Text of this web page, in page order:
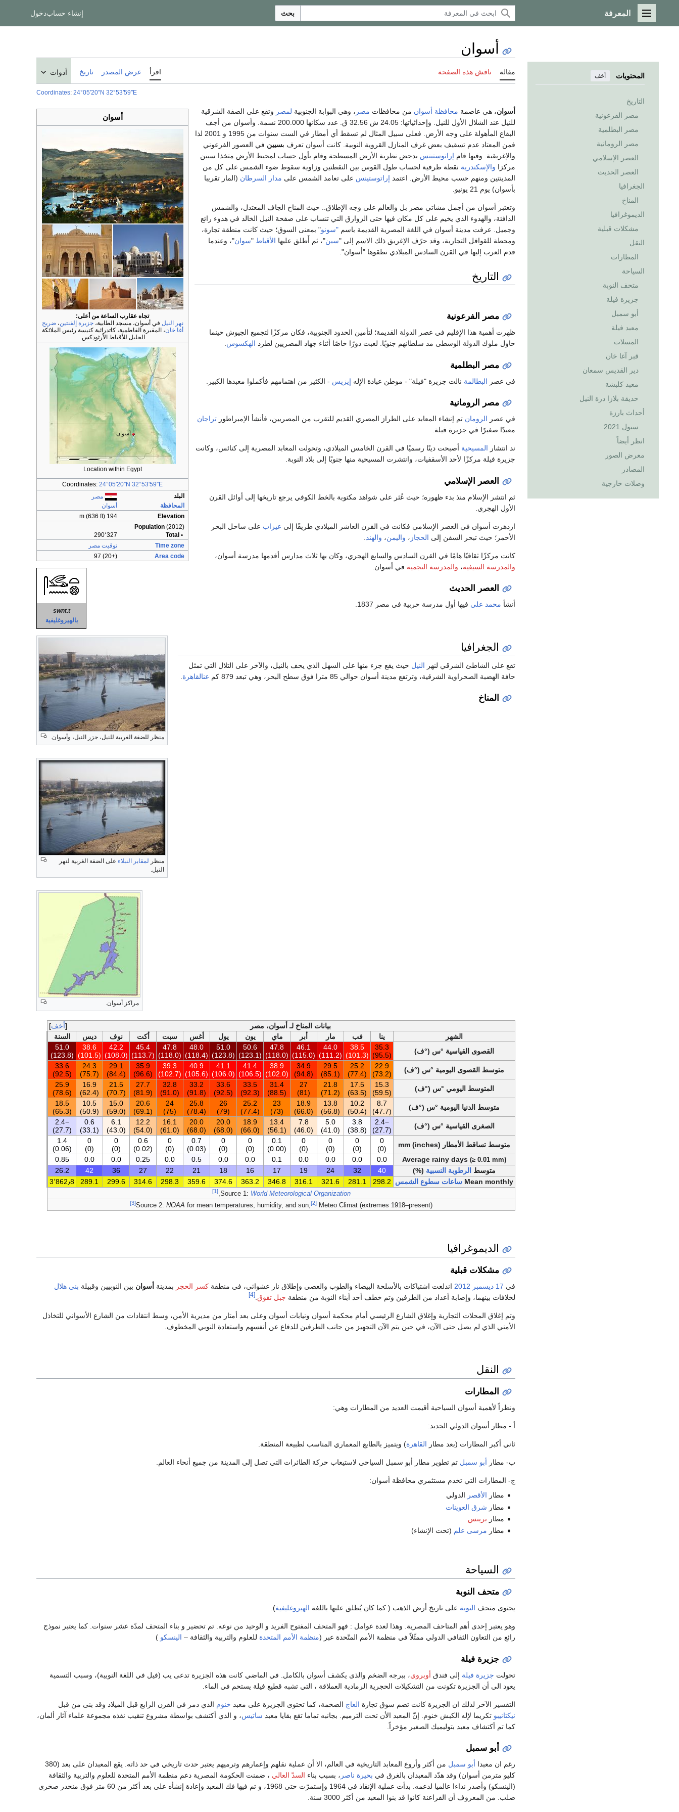
القائمة الرئيسية
المعرفة بحث إنشاء حسابدخول
المحتويات أخف
التاريخ
مصر الفرعونية
مصر البطلمية
مصر الرومانية
العصر الإسلامي
العصر الحديث
الجغرافيا
المناخ
الديموغرافيا
مشكلات قبلية
النقل
المطارات
السياحة
متحف النوبة
جزيرة فيلة
أبو سمبل
معبد فيلة
المسلات
قبر آغا خان
دير القديس سمعان
معبد كلبشة
حديقة بلازا درة النيل
أحداث بارزة
سيول 2021
انظر أيضاً
معرض الصور
المصادر
وصلات خارجية
أسوان
مقالة ناقش هذه الصفحة اقرأ عرض المصدر تاريخ أدوات
Coordinates: 24°05′20″N 32°53′59″E
أسوان
تجاه عقارب الساعة من أعلى:
نهر النيل في أسوان، مسجد الطابية،جزيرة إلفنتين،ضريح
أغا خان، المقبرة الفاطمية، كاتدرائية كنيسة رئيس الملائكة
الجليل للأقباط الأرثوذكس.
أسوان
Location within Egypt
Coordinates: 24°05′20″N 32°53′59″E
البلد
مصر
المحافظة
أسوان
Elevation
194 m (636 ft)
Population (2012)
• Total
290٬327
Time zone
توقيت مصر
Area code
(+20) 97
أسوان، هي عاصمة محافظة أسوان من محافظات مصر ، وهي البوابة الجنوبية لمصر وتقع على الضفة الشرقية
للنيل عند الشلال الأول للنيل. وإحداثياتها: 24.05 ش 32.56 ق. عدد سكانها 200.000 نسمة. وأسوان من أجف
البقاع المأهولة على وجه الأرض. فعلى سبيل المثال لم تسقط أي أمطار في الست سنوات من 1995 و 2001 لذا
فمن المعتاد عدم تسقيف بعض غرف المنازل القروية النوبية. كانت أسوان تعرف بسيين في العصور الفرعوني
والإغريقية. وفيها قام إراتوستينس بدحض نظرية الأرض المسطحة وقام بأول حساب لمحيط الأرض متخذا سيين
مركزا والإسكندرية نقطة طرفية لحساب طول القوس بين النقطتين وزاوية سقوط ضوء الشمس على كل من
المدينتين ومنهم حسب محيط الأرض. اعتمد إراتوستينس على تعامد الشمس على مدار السرطان (المار تقريبا
بأسوان) يوم 21 يونيو.
وتعتبر أسوان من أجمل مشاتي مصر بل والعالم على وجه الإطلاق.. حيث المناخ الجاف المعتدل، والشمس
الدافئة، والهدوء الذي يخيم على كل مكان فيها حتى الزوارق التي تنساب على صفحة النيل الخالد في هدوء رائع
وجميل. عرفت مدينة أسوان في اللغة المصرية القديمة باسم "سونو" بمعنى السوق؛ حيث كانت منطقة تجارة،
ومحطة للقوافل التجارية، وقد حرّف الإغريق ذلك الاسم إلى "سين"، ثم أَطلق عليها الأقباط "سوان"، وعندما
قدم العرب إليها في القرن السادس الميلادي نطقوها "أسوان".
التاريخ
swnt.t
بالهيروغليفية
منظر للضفة الغربية للنيل، جزر النيل، وأسوان.
منظر لمقابر النبلاء على الضفة الغربية لنهر
النيل.
مصر الفرعونية
ظهرت أهمية هذا الإقليم في عصر الدولة القديمة؛ لتأمين الحدود الجنوبية، فكان مركزًا لتجميع الجيوش حينما
حاول ملوك الدولة الوسطى مد سلطانهم جنوبًا. لعبت دورًا خاصًا أثناء جهاد المصريين لطرد الهكسوس
مصر البطلمية
في عصر البطالمة نالت جزيرة "فيلة" - موطن عبادة الإله إيزيس - الكثير من اهتمامهم فأكملوا معبدها الكبير.
مصر الرومانية
في عصر الرومان تم إنشاء المعابد على الطراز المصري القديم للتقرب من المصريين، فأنشأ الإمبراطور تراجان
معبدًا صغيرًا في جزيرة فيلة.
ند انتشار المسيحية أصبحت دينًا رسميًا في القرن الخامس الميلادي، وتحولت المعابد المصرية إلى كنائس، وكانت
جزيرة فيلة مركزًا لأحد الأسقفيات، وانتشرت المسيحية منها جنوبًا إلى بلاد النوبة.
العصر الإسلامي
ثم انتشر الإسلام منذ بدء ظهوره؛ حيث عُثر على شواهد مكتوبة بالخط الكوفي يرجع تاريخها إلى أوائل القرن
الأول الهجري.
ازدهرت أسوان في العصر الإسلامي فكانت في القرن العاشر الميلادي طريقًا إلى عيزاب على ساحل البحر
الأحمر؛ حيث تبحر السفن إلى الحجاز ، واليمن، والهند
كانت مركزًا ثقافيًا هامًا في القرن السادس والسابع الهجري، وكان بها ثلاث مدارس أقدمها مدرسة أسوان،
والمدرسة السيفية، والمدرسة النجمية في أسوان.
العصر الحديث
أنشأ محمد علي فيها أول مدرسة حربية في مصر 1837.
الجغرافيا
مراكز أسوان.
تقع على الشاطئ الشرقي لنهر النيل حيث يقع جزء منها على السهل الذي يحف بالنيل، والآخر على التلال التي تمثل
حافة الهضبة الصحراوية الشرقية، وترتفع مدينة أسوان حوالي 85 مترا فوق سطح البحر، وهي تبعد 879 كم
عنالقاهرة
المناخ
أخف
بيانات المناخ لـ أسوان، مصر
الشهر
ينا فب مار أبر ماي يون يول أغس سبت أكت نوف ديس
السنة
القصوى القياسية °س (°ف)
35.3
(95.5)
38.5
(101.3)
44.0
(111.2)
46.1
(115.0)
47.8
(118.0)
50.6
(123.1)
51.0
(123.8)
48.0
(118.4)
47.8
(118.0)
45.4
(113.7)
42.2
(108.0)
38.6
(101.5)
51.0
(123.8)
متوسط القصوى اليومية °س (°ف)
22.9
(73.2)
25.2
(77.4)
29.5
(85.1)
34.9
(94.8)
38.9
(102.0)
41.4
(106.5)
41.1
(106.0)
40.9
(105.6)
39.3
(102.7)
35.9
(96.6)
29.1
(84.4)
24.3
(75.7)
33.6
(92.5)
المتوسط اليومي °س (°ف)
15.3
(59.5)
17.5
(63.5)
21.8
(71.2)
27
(81)
31.4
(88.5)
33.5
(92.3)
33.6
(92.5)
33.2
(91.8)
32.8
(91.0)
27.7
(81.9)
21.5
(70.7)
16.9
(62.4)
25.9
(78.6)
متوسط الدنيا اليومية °س (°ف)
8.7
(47.7)
10.2
(50.4)
13.8
(56.8)
18.9
(66.0)
23
(73)
25.2
(77.4)
26
(79)
25.8
(78.4)
24
(75)
20.6
(69.1)
15.0
(59.0)
10.5
(50.9)
18.5
(65.3)
الصغرى القياسية °س (°ف)
−2.4
(27.7)
3.8
(38.8)
5.0
(41.0)
7.8
(46.0)
13.4
(56.1)
18.9
(66.0)
20.0
(68.0)
20.0
(68.0)
16.1
(61.0)
12.2
(54.0)
6.1
(43.0)
0.6
(33.1)
−2.4
(27.7)
متوسط تساقط الأمطار mm (inches)
0
(0)
0
(0)
0
(0)
0
(0)
0.1
(0.00)
0
(0)
0
(0)
0.7
(0.03)
0
(0)
0.6
(0.02)
0
(0)
0
(0)
1.4
(0.06)
Average rainy days (≥ 0.01 mm)
0.0
0.0
0.0
0.0
0.1
0.0
0.0
0.5
0.0
0.25
0.0
0.0
0.85
متوسط الرطوبة النسبية (%)
40
32
24
19
17
16
18
21
22
27
36
42
26.2
Mean monthly ساعات سطوع الشمس 298.2
281.1
321.6
316.1
346.8
363.2
374.6
359.6
298.3
314.6
299.6
289.1 3٬862٫8
Source 1: World Meteorological Organization
,
[1]
Source 2: NOAA for mean temperatures, humidity, and sun, [2] Meteo Climat (extremes 1918–present)
[3]
الديموغرافيا
مشكلات قبلية
في 17 ديسمبر 2012 اندلعت اشتباكات بالأسلحة البيضاء والطوب والعصى وإطلاق نار عشوائي، في منطقة كسر الحجر بمدينة أسوان بين النوبيين وقبيلة بني هلال
لخلافات بينهما، وإصابة أعداد من الطرفين وتم خطف أحد أبناء النوبة من منطقة جبل تقوق [4]
وتم إغلاق المحلات التجارية وإغلاق الشارع الرئيسي أمام محكمة أسوان ونيابات أسوان وعلى بعد أمتار من مديرية الأمن، وسط انتقادات من الشارع الأسواني للتخاذل
الأمني الذي لم يصل حتى الآن، في حين يتم الآن التجهيز من جانب الطرفين للدفاع عن أنفسهم واستعادة النوبي المخطوف.
النقل
المطارات
ونظراً لأهمية أسوان السياحية أقيمت العديد من المطارات وهي:
أ - مطار أسوان الدولي الجديد:
ثاني أكبر المطارات (بعد مطار القاهرة) ويتميز بالطابع المعماري المناسب لطبيعة المنطقة.
ب- مطار أبو سمبل تم تطوير مطار أبو سمبل السياحي لاستيعاب حركة الطائرات التي تصل إلى المدينة من جميع أنحاء العالم.
ج- المطارات التي تخدم مستثمري محافظة أسوان:
مطار الأقصر الدولي
مطار شرق العوينات
مطار برينس
مطار مرسى علم (تحت الإنشاء)
السياحة
متحف النوبة
يحتوى متحف النوبة على تاريخ أرض الذهب ( كما كان يُطلق عليها باللغة الهيروغليفية).
وهو يعتبر إحدى أهم المتاحف المصرية. وهذا لعدة عوامل : فهو المتحف المفتوح الفريد و الوحيد من نوعه. تم تحضير و بناء المتحف لمدّة عشر سنوات. كما يعتبر نموذج
رائع من التعاون الثقافي الدولي ممثّلاً في منظمة الأمم المتّحدة عبر (منظمة الأمم المتحدة للعلوم والتربية والثقافة – الينسكو )
جزيرة فيلة
تحولت جزيرة فيلة إلى فندق أوبروي، ببرجه الضخم والذى يكشف أسوان بالكامل. في الماضي كانت هذه الجزيرة تدعى يب (فيل في اللغة النوبية)، وسبب التسمية
يعود الى أن الجزيرة تكونت من التشكيلات الحجرية الرمادية العملاقة ، التي تشبه قطيع فيلة يستحم في الماء.
التفسير الآخر لذلك ان الجزيرة كانت تضم سوق تجارة العاج الضخمة، كما تحتوى الجزيرة على معبد خنوم الذي دمر في القرن الرابع قبل الميلاد وقد بنى من قبل
نيكتانيبو تكريما لإله الكبش خنوم. إنّ المعبد الأن تحت الترميم. بجانبه تماما تقع بقايا معبد ساتيس، و الذي أكتشف بواسطة مشروع تنقيب نفذه مجموعة علماء آثار ألمان،
كما تم أكتشاف معبد بتوليميك الصغير مؤخراً.
أبو سمبل
رغم ان معبدا أبو سمبل
من أكثر وأروع المعابد التاريخية في العالم، الا أن عملية نقلهم وإعمارهم وترميهم يعتبر حدث تاريخي في حد ذاته. يقع المعبدان على بعد (380
كليو مترمن أسوان) وقد هدّد المعبدان بالغرق في بحيرة ناصر ، بسبب بناء السدّ العالي ، ضمنت الحكومة المصرية دعم منظمة الأمم المتحدة للعلوم والتربية والثقافة
(الينسكو) وأصدر نداءا عالميا لدعمه. بدأت عملية الإنقاذ في 1964 وإستمرّت حتى 1968، و تم فيها فك المعبد وإعادة إنشأه على بعد أكثر من 60 متر فوق منحدر صخري
صلب. من المعروف أن الفراعنة كانوا قد بنوا المعبد من أكثر 3000 سنة.